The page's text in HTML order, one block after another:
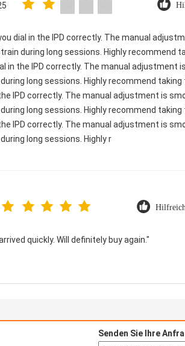
dial in the IPD correctly. The manual
during long sessions. Highly recommend
in the IPD correctly. The manual
long sessions. Highly recommend
IPD correctly. The manual adjustment is
long sessions. Highly recommend
IPD correctly. The manual adjustment is
long sessions. Highly r
quickly. Will definitely buy again."
Senden Sie Ihre